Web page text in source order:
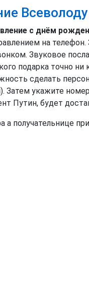
с днём
на
Звуковое
подарка точно ни
сделать
Затем укажите
Путин, будет
а получательнице